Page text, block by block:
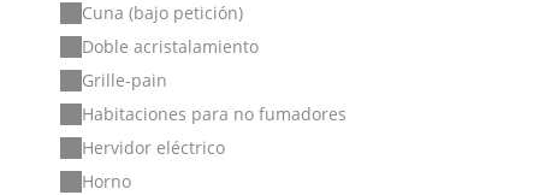
Cuna (bajo petición)
Doble acristalamiento
Grille-pain
Habitaciones para no fumadores
Hervidor eléctrico
Horno